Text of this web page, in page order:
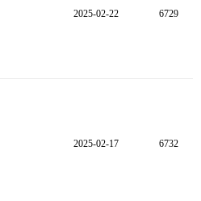
2025-02-22 6729
2025-02-17 6732